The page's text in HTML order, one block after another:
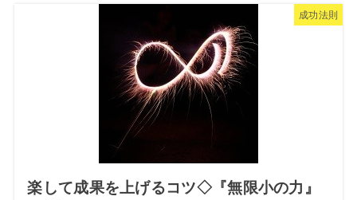
成功法則
楽して成果を上げるコツ◇『無限小の力』